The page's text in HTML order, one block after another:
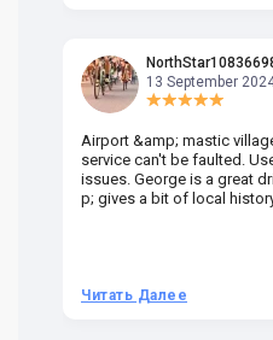
13 September
Airport &amp; mastic
service can't be faulted.
issues. George is a great
p; gives a bit of local
Читать Далее